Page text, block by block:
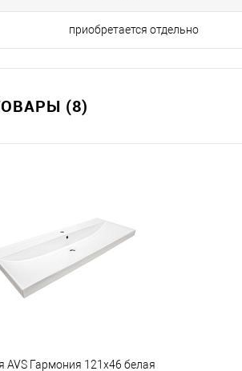
приобретается отдельно
(8)
AVS Гармония 121x46 белая